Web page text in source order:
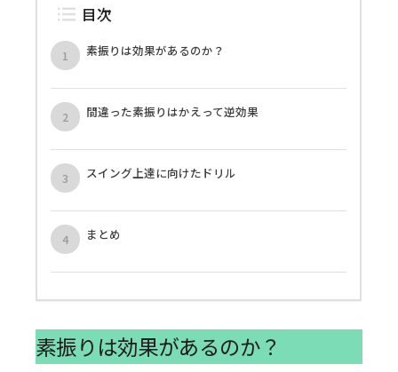
目次
素振りは効果があるのか？
間違った素振りはかえって逆効果
スイング上達に向けたドリル
まとめ
素振りは効果があるのか？